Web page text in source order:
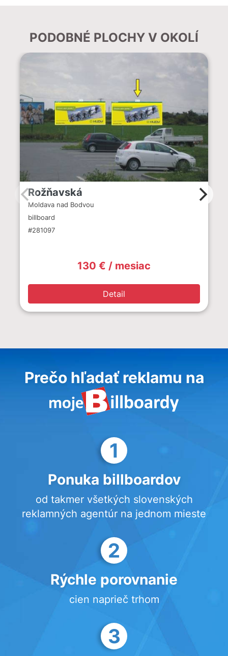
PODOBNÉ PLOCHY V OKOLÍ
Rožňavská
Moldava nad Bodvou
billboard
#281097
130 € / mesiac
Detail
Prečo hľadať reklamu na
1
Ponuka billboardov
od takmer všetkých slovenských
reklamných agentúr na jednom mieste
2
Rýchle porovnanie
cien naprieč trhom
3